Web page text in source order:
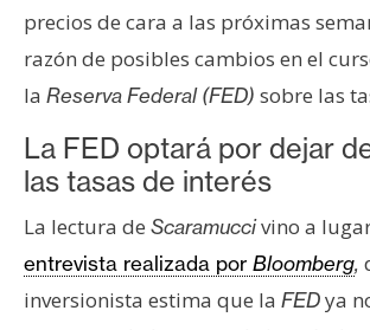
s
N
o
a
s
d
precios de cara a las próximas
razón de posibles cambios en el
la Reserva Federal (FED) sobre las
La FED optará por dejar
las tasas de interés
La lectura de Scaramuccivino a
entrevista realizada por Bloomberg,
inversionista estima que la FEDya